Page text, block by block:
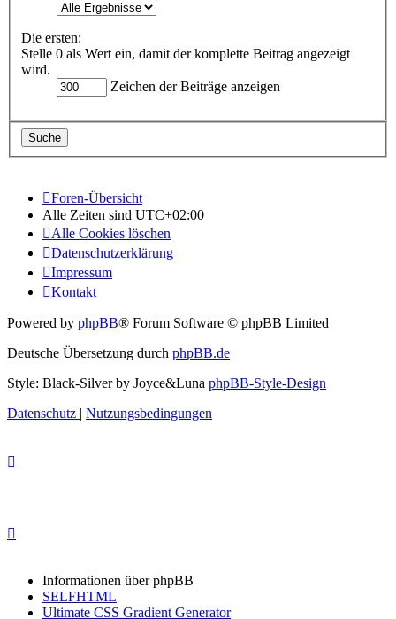
Die ersten:
Stelle 0 als Wert ein, damit der komplette Beitrag angezeigt
wird.
Zeichen der Beiträge anzeigen
Foren-Übersicht
Alle Zeiten sind UTC+02:00
Alle Cookies löschen
Datenschutzerklärung
Impressum
Kontakt
Powered by phpBB® Forum Software © phpBB Limited
Deutsche Übersetzung durch phpBB.de
Style: Black-Silver by Joyce&Luna phpBB-Style-Design
Datenschutz | Nutzungsbedingungen
Informationen über phpBB
SELFHTML
Ultimate CSS Gradient Generator